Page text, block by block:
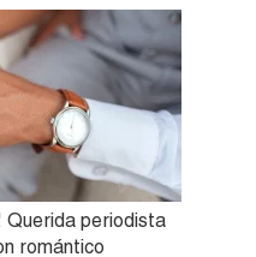
Querida periodista
romántico